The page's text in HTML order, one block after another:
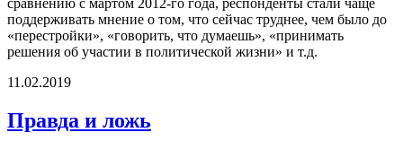
сравнению с мартом 2012-го года, респонденты стали чаще
поддерживать мнение о том, что сейчас труднее, чем было до
«перестройки», «говорить, что думаешь», «принимать
решения об участии в политической жизни» и т.д.
11.02.2019
Правда и ложь